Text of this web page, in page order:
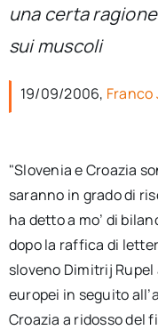
Newsletter
una certa
sui muscoli
19/09/2006, Franco
"Slovenia e Croazia
saranno in grado di
ha detto a mo’ di
dopo la raffica di
sloveno Dimitrij
europei in seguito
Croazia a ridosso del